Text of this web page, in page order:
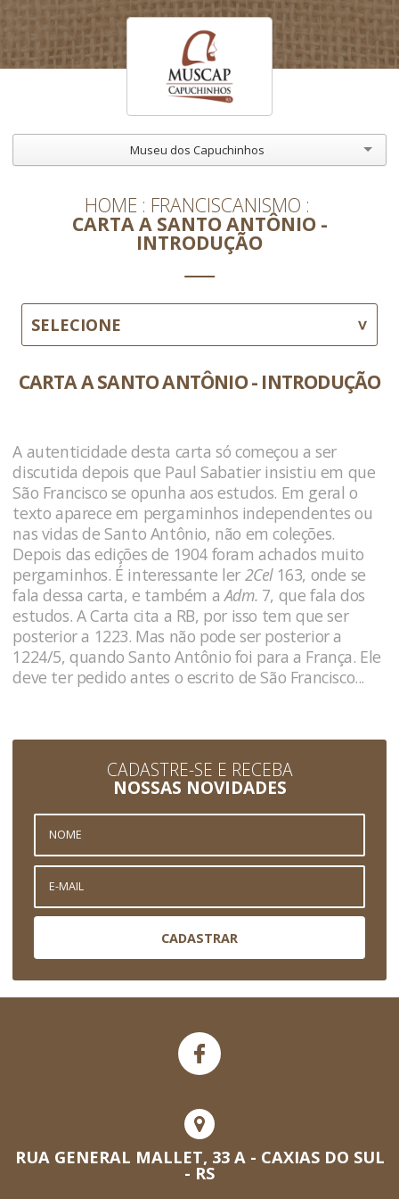
Museu dos Capuchinhos
HOME FRANCISCANISMO
CARTA A SANTO ANTÔNIO -
INTRODUÇÃO
SELECIONE
CARTA A SANTO ANTÔNIO - INTRODUÇÃO
A autenticidade desta carta só começou a ser
discutida depois que Paul Sabatier insistiu em que
São Francisco se opunha aos estudos. Em geral o
texto aparece em pergaminhos independentes ou
nas vidas de Santo Antônio, não em coleções.
Depois das edições de 1904 foram achados muito
pergaminhos. É interessante ler 2Cel 163, onde se
fala dessa carta, e também aAdm. 7, que fala dos
estudos. A Carta cita a RB, por isso tem que ser
posterior a 1223. Mas não pode ser posterior a
1224/5, quando Santo Antônio foi para a França. Ele
deve ter pedido antes o escrito de São Francisco...
CADASTRE-SE E RECEBA
NOSSAS NOVIDADES
CADASTRAR
RUA GENERAL MALLET, 33 A - CAXIAS DO SUL
- RS